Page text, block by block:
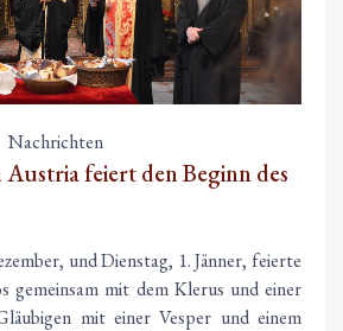
Nachrichten
feiert den Beginn des
und Dienstag, 1. Jänner, feierte
gemeinsam mit dem Klerus und einer
mit einer Vesper und einem